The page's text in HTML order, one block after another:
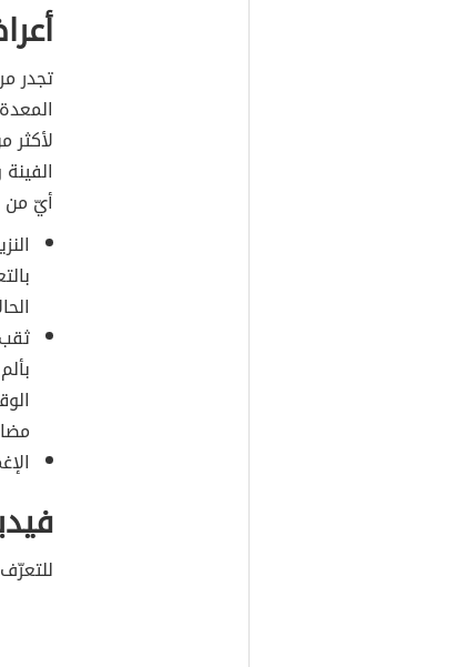
تجدر
لأكثر
أيّ من